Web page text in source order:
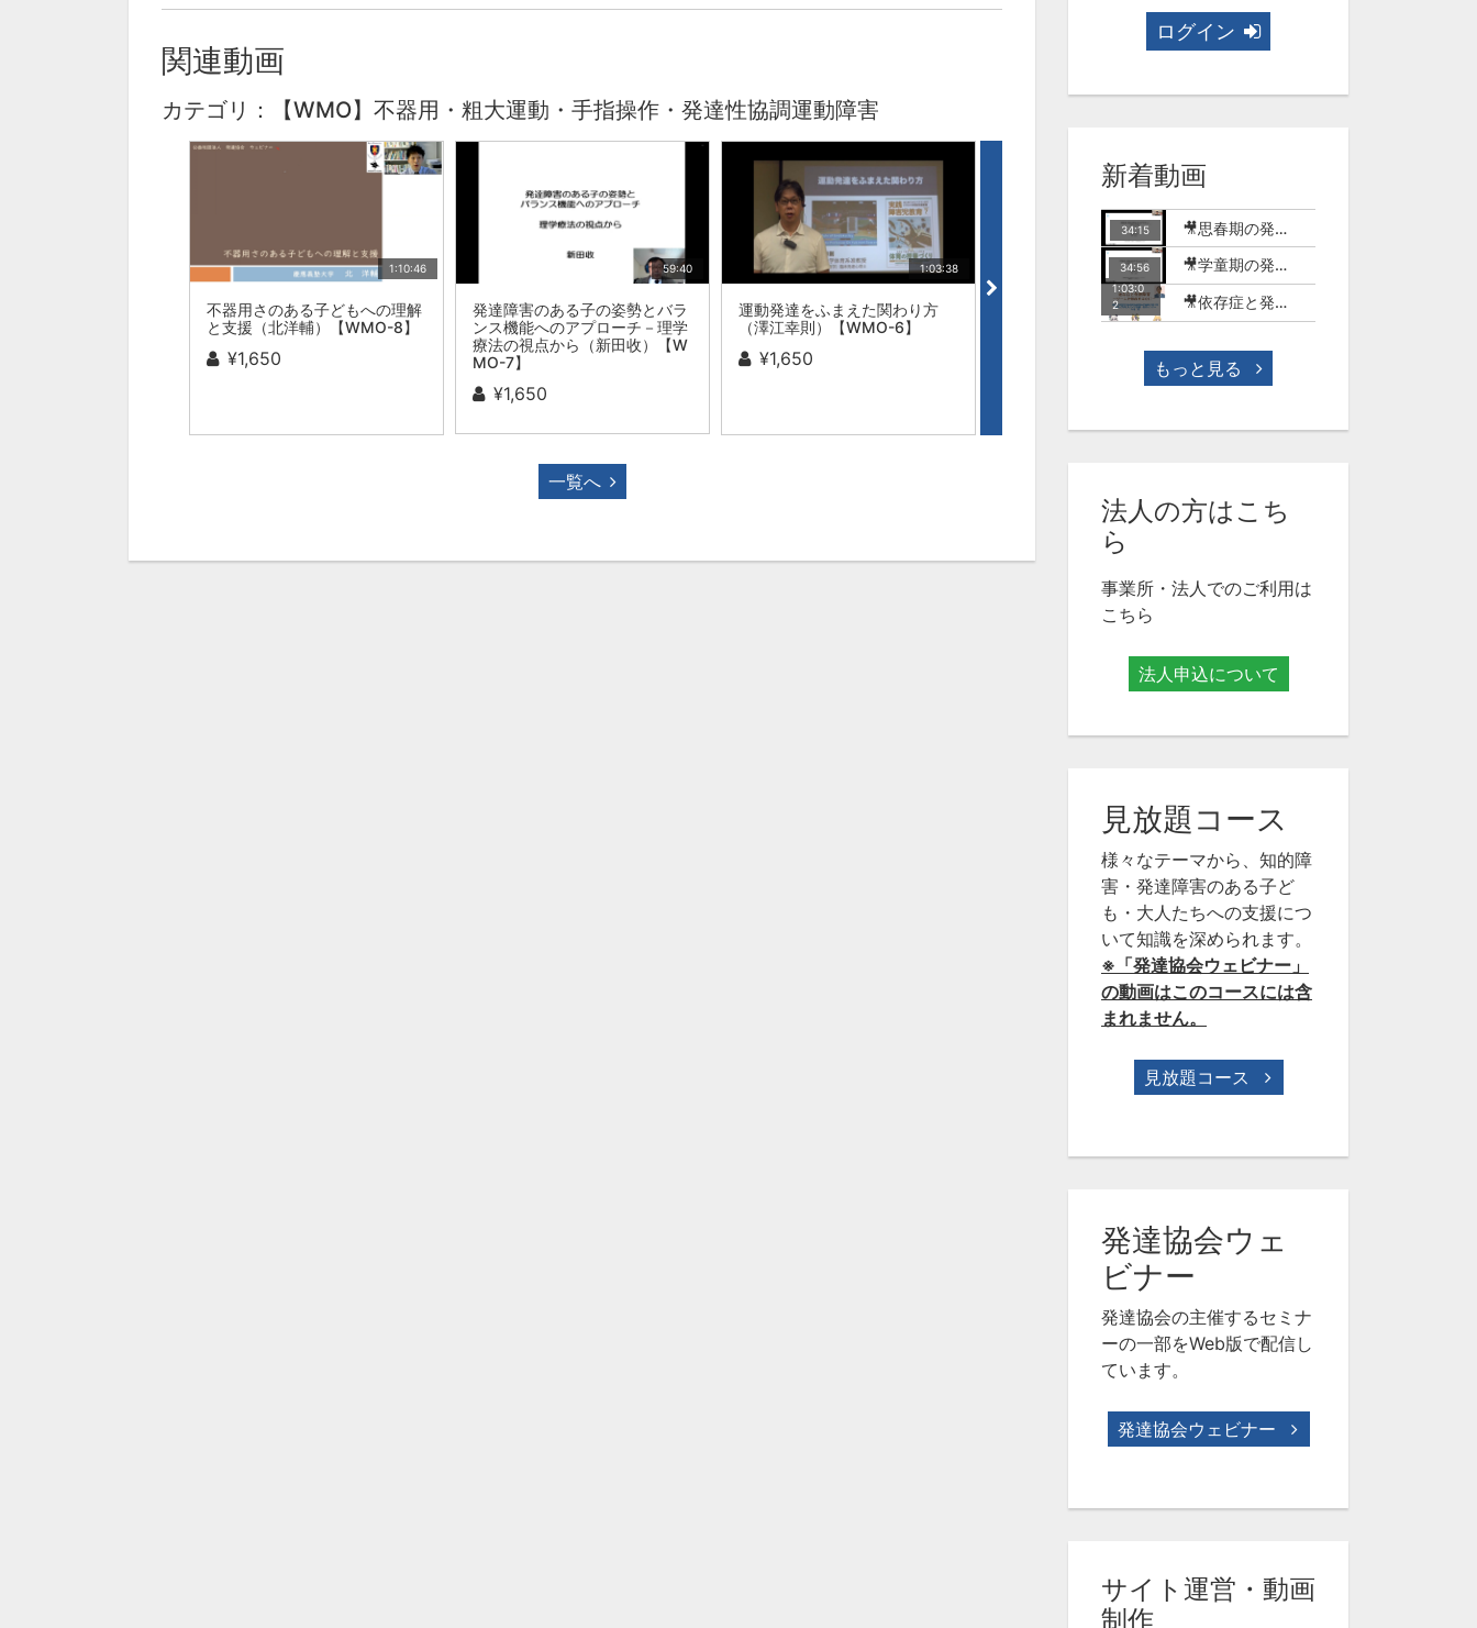
関連動画
カテゴリ：【WMO】不器用・粗大運動・手指操作・発達性協調運動障害
1:10:46
不器用さのある子どもへの理解
と支援（北洋輔）【WMO-8】
¥1,650
59:40
発達障害のある子の姿勢とバラ
ンス機能へのアプローチ－理学
療法の視点から（新田收）【W
MO-7】
¥1,650
1:03:38
運動発達をふまえた関わり方
（澤江幸則）【WMO-6】
¥1,650
57:55
発達性協調運動障害とは（古荘
純一）【WMO-5】
手指操作への支援（松本政悦
【WMO-4】
一覧へ
ログイン
新着動画
34:15 🎥思春期の発達障害のある子どもとSNSの世界【MT-18】
34:56 🎥学童期の発達障害のある子どもとSNSやゲームの世界【MT-17】
1:03:0
2
🎥依存症と発達障害-ゲーム行動症を中心に-(今村明)【WME-10】
もっと見る
法人の方はこち
ら
事業所・法人でのご利用は
こちら
法人申込について
見放題コース
様々なテーマから、知的障
害・発達障害のある子ど
も・大人たちへの支援につ
いて知識を深められます。
※「発達協会ウェビナー」
の動画はこのコースには含
まれません。
見放題コース
発達協会ウェ
ビナー
発達協会の主催するセミナ
ーの一部をWeb版で配信し
ています。
発達協会ウェビナー
サイト運営・動画
制作